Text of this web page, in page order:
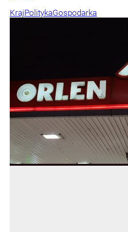
KrajPolitykaGospodarka